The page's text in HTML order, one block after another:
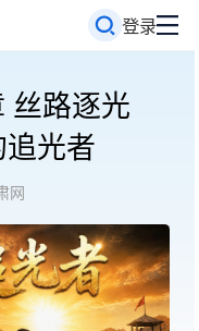
登录
丝路逐光
追光者
网